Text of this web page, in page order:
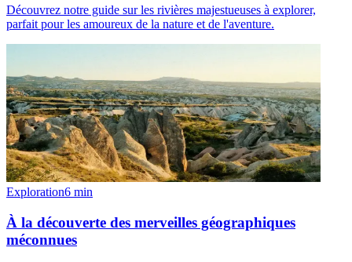
Découvrez notre guide sur les rivières majestueuses à explorer,
parfait pour les amoureux de la nature et de l'aventure.
Exploration6 min
À la découverte des merveilles géographiques
méconnues